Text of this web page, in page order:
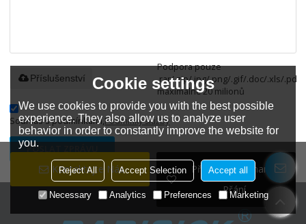
Kontaktujte Nás
Přidat Do Seznamu
Přání
Podpora pouze
.rar/.zip/.jpg/.png/.gif/.doc/.xls/.pdf,
maximálně 20 milionů
Příslušenství
Souhlas s podmínkami,Podmínky služby
POSLAT ZPRÁVU
Cookie settings
We use cookies to provide you with the best possible
experience. They also allow us to analyze user
behavior in order to constantly improve the website for
you.
Reject All Accept Selection Accept all
Necessary Analytics Preferences Marketing